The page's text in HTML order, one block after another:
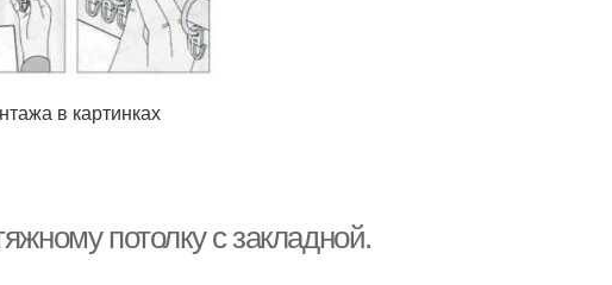
в картинках
потолку с закладной.